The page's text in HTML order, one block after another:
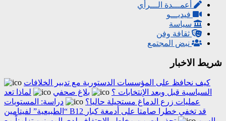
أعمـــدة الـــرأي
فيديـــو
سياسة
ثقافة وفن
نبض المجتمع
شريط الاخبار
كيف نحافظ على المؤسسات الدستورية مع تدبير الخلافات
السياسية قبل وبعد الإنتخابات ؟
بلاغ صحفي
لماذا تعد
عمليات زرع الدماغ مستحيلة حاليا؟
دراسة: المستويات
“الطبيعية” لفيتامين B12 قد تخفي خطرا صامتا على أدمغة كبار